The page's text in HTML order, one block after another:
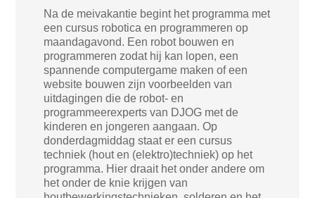
Na de meivakantie begint het programma met
een cursus robotica en programmeren op
maandagavond. Een robot bouwen en
programmeren zodat hij kan lopen, een
spannende computergame maken of een
website bouwen zijn voorbeelden van
uitdagingen die de robot- en
programmeerexperts van DJOG met de
kinderen en jongeren aangaan. Op
donderdagmiddag staat er een cursus
techniek (hout en (elektro)techniek) op het
programma. Hier draait het onder andere om
het onder de knie krijgen van